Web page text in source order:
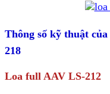
Thông số kỹ thuật của
218
Loa full AAV LS-212